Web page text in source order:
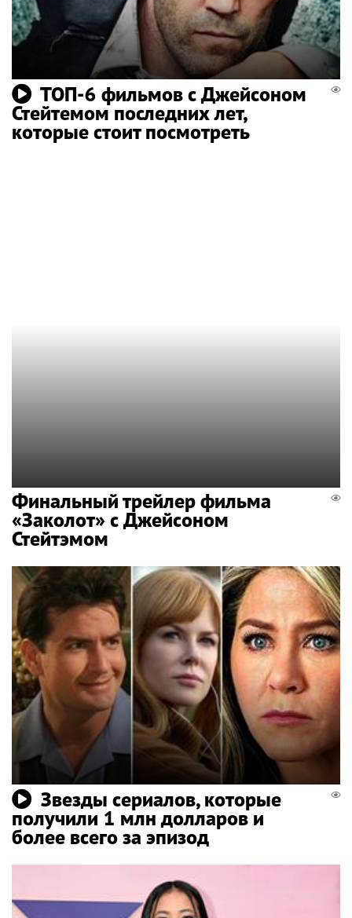
ТОП-6 фильмов с Джейсоном
Стейтемом последних лет,
которые стоит посмотреть
Финальный трейлер фильма
«Заколот» с Джейсоном
Стейтэмом
Звезды сериалов, которые
получили 1 млн долларов и
более всего за эпизод